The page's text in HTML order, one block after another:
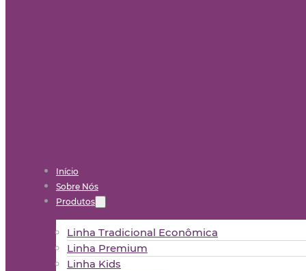
Início
Sobre Nós
Produtos
Linha Tradicional Econômica
Linha Premium
Linha Kids